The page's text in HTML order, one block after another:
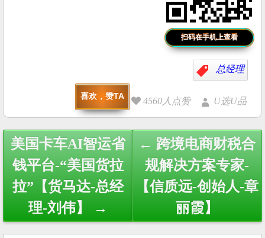
扫码在手机上查看
总经理
喜欢，赞TA 4560人点赞 U选U品
Post
navigation
美国卡车AI智运省
钱平台-“美国货拉
拉”【货马达-总经
理-刘伟】 →
← 跨境电商财税合
规解决方案专家-
【信质远-创始人-章
丽霞】